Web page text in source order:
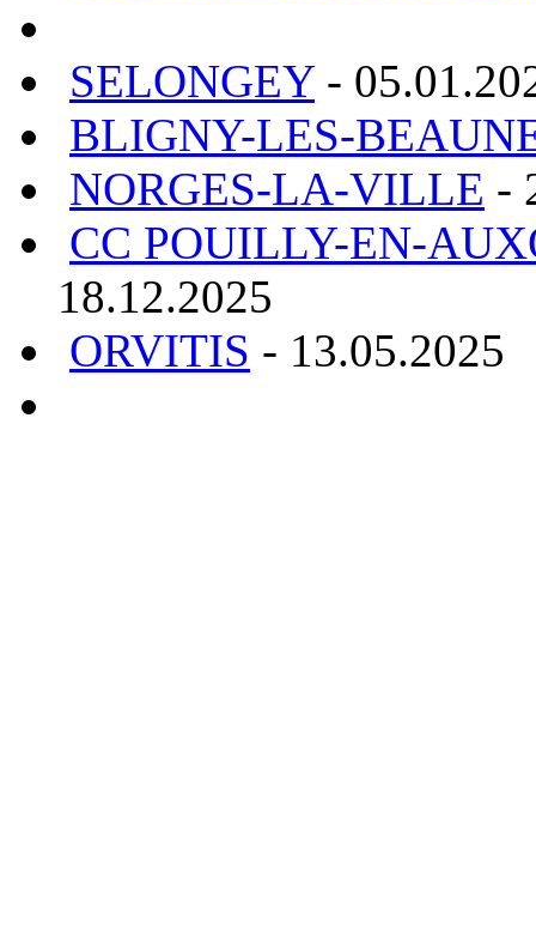
SELONGEY-
BLIGNY-LES-
NORGES-LA-VILLE -
CC POUILLY-EN-
18.12.2025
ORVITIS - 13.05.2025